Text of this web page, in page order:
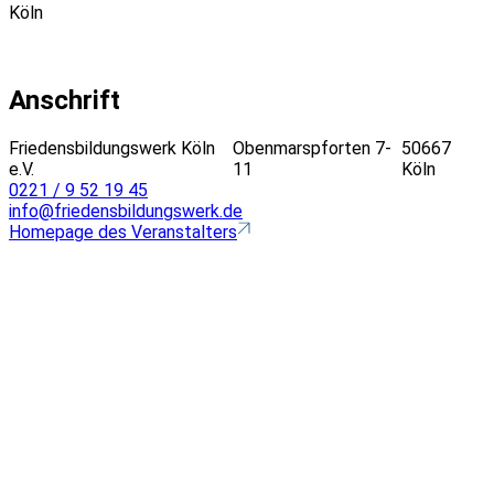
Köln
Anschrift
Friedensbildungswerk Köln
e.V.
Obenmarspforten 7-
11
50667
Köln
0221 / 9 52 19 45
info@friedensbildungswerk.de
Homepage des Veranstalters